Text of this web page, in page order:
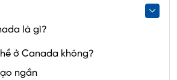
là gì?
ở Canada không?
ngắn